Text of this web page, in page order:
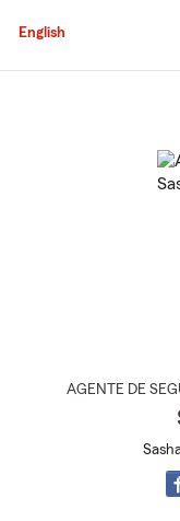
English
AGENTE DE